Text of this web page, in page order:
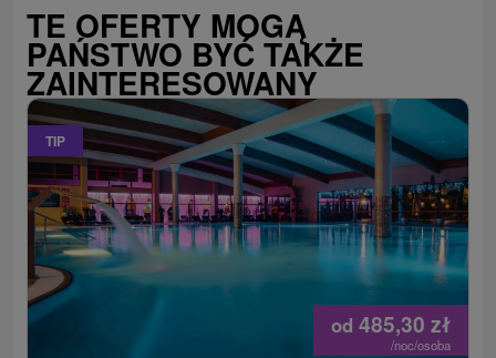
TE OFERTY MOGĄ
PAŃSTWO BYĆ TAKŻE
ZAINTERESOWANY
TIP
od 485,30 zł
/noc/osoba